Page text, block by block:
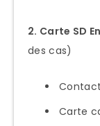
2. Carte SD
des cas)
Carte